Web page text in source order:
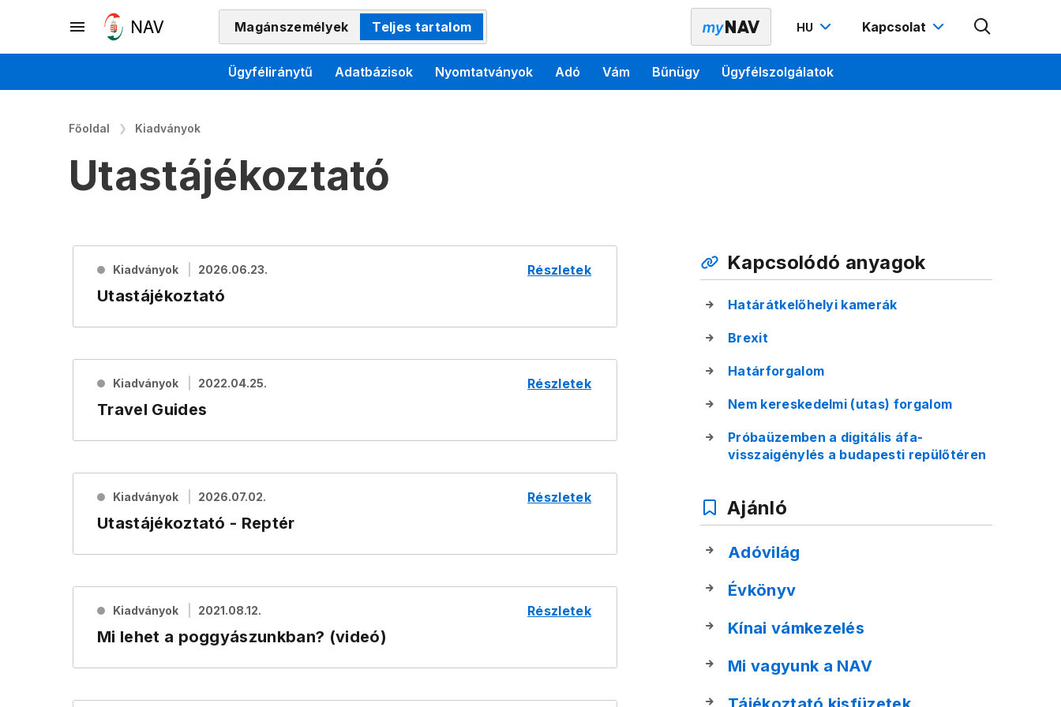
Magánszemélyek Teljes tartalom HU Kapcsolat
Ügyféliránytű Adatbázisok Nyomtatványok Adó Vám Bűnügy Ügyfélszolgálatok
Főoldal Kiadványok
Utastájékoztató
Kiadványok 2026.06.23.
Utastájékoztató
Részletek
Kiadványok 2022.04.25.
Travel Guides
Részletek
Kiadványok 2026.07.02.
Utastájékoztató - Reptér
Részletek
Kiadványok 2021.08.12.
Mi lehet a poggyászunkban? (videó)
Részletek
Kapcsolódó anyagok
Határátkelőhelyi kamerák
Brexit
Határforgalom
Nem kereskedelmi (utas) forgalom
Próbaüzemben a digitális áfa-
visszaigénylés a budapesti repülőtéren
Ajánló
Adóvilág
Évkönyv
Kínai vámkezelés
Mi vagyunk a NAV